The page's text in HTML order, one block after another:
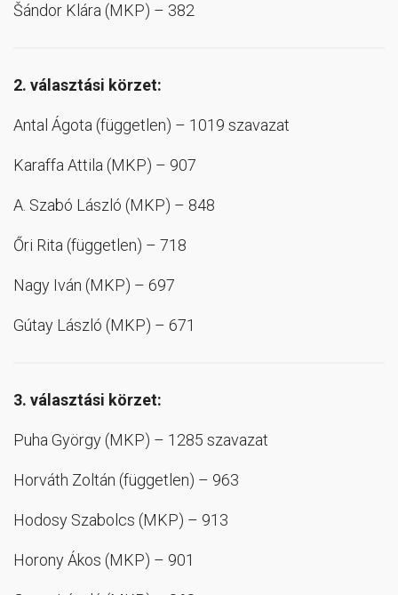
Šándor Klára (MKP) – 382
2. választási körzet:
Antal Ágota (független) – 1019 szavazat
Karaffa Attila (MKP) – 907
A. Szabó László (MKP) – 848
Őri Rita (független) – 718
Nagy Iván (MKP) – 697
Gútay László (MKP) – 671
3. választási körzet:
Puha György (MKP) – 1285 szavazat
Horváth Zoltán (független) – 963
Hodosy Szabolcs (MKP) – 913
Horony Ákos (MKP) – 901